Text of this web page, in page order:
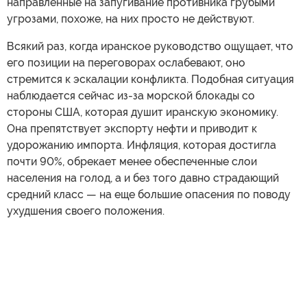
направленные на запугивание противника грубыми
угрозами, похоже, на них просто не действуют.
Всякий раз, когда иранское руководство ощущает, что
его позиции на переговорах ослабевают, оно
стремится к эскалации конфликта. Подобная ситуация
наблюдается сейчас из-за морской блокады со
стороны США, которая душит иранскую экономику.
Она препятствует экспорту нефти и приводит к
удорожанию импорта. Инфляция, которая достигла
почти 90%, обрекает менее обеспеченные слои
населения на голод, а и без того давно страдающий
средний класс — на еще большие опасения по поводу
ухудшения своего положения.